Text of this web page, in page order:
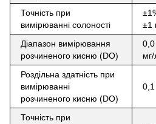
Точність при
вимірюванні солоності
±1
Діапазон вимірювання
розчиненого кисню (DO)
мг/
Роздільна здатність при
вимірюванні
розчиненого кисню (DO)
0,1
Точність при